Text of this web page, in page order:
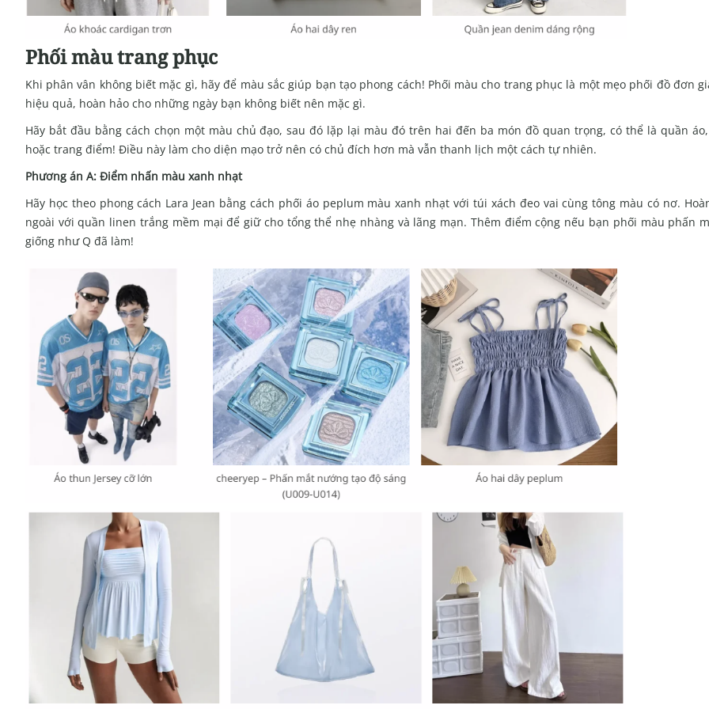
Phối màu trang phục
Khi phân vân không biết mặc gì, hãy để màu sắc giúp bạn tạo phong cách! Phối màu cho trang phục là một mẹo phối đồ đơn
hiệu quả, hoàn hảo cho những ngày bạn không biết nên mặc gì.
Hãy bắt đầu bằng cách chọn một màu chủ đạo, sau đó lặp lại màu đó trên hai đến ba món đồ quan trọng, có thể là quần
hoặc trang điểm! Điều này làm cho diện mạo trở nên có chủ đích hơn mà vẫn thanh lịch một cách tự nhiên.
Phương án A: Điểm nhấn màu xanh nhạt
Hãy học theo phong cách Lara Jean bằng cách phối áo peplum màu xanh nhạt với túi xách đeovai cùng tông màu có nơ.
ngoài vớiquần linen trắng mềm mại để giữ cho tổng thể nhẹ nhàng và lãng mạn. Thêm điểm cộng nếu bạn phối màu phấn
giống như Q đã làm!